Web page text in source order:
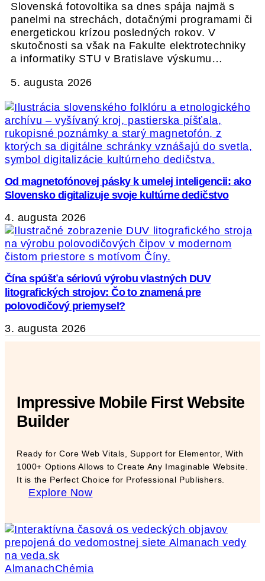
Slovenská fotovoltika sa dnes spája najmä s
panelmi na strechách, dotačnými programami či
energetickou krízou posledných rokov. V
skutočnosti sa však na Fakulte elektrotechniky
a informatiky STU v Bratislave výskumu…
5. augusta 2026
Od magnetofónovej pásky k umelej inteligencii: ako
Slovensko digitalizuje svoje kultúrne dedičstvo
4. augusta 2026
Čína spúšťa sériovú výrobu vlastných DUV
litografických strojov: Čo to znamená pre
polovodičový priemysel?
3. augusta 2026
Impressive Mobile First Website
Builder
Ready for Core Web Vitals, Support for Elementor, With
1000+ Options Allows to Create Any Imaginable Website.
It is the Perfect Choice for Professional Publishers.
Explore Now
AlmanachChémia